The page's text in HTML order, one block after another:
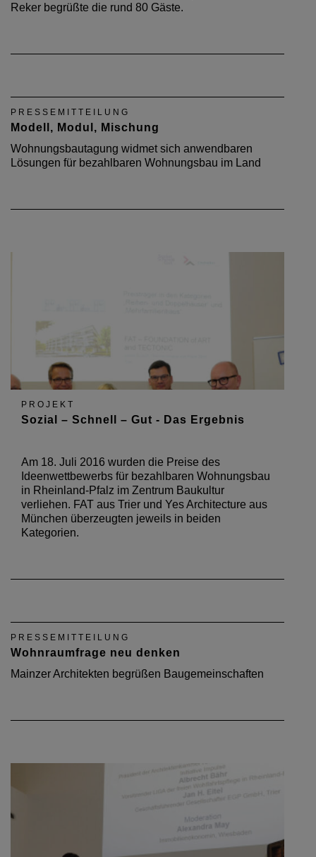
Reker begrüßte die rund 80 Gäste.
PRESSEMITTEILUNG
Modell, Modul, Mischung
Wohnungsbautagung widmet sich anwendbaren
Lösungen für bezahlbaren Wohnungsbau im Land
PROJEKT
Sozial – Schnell – Gut - Das Ergebnis
Am 18. Juli 2016 wurden die Preise des
Ideenwettbewerbs für bezahlbaren Wohnungsbau
in Rheinland-Pfalz im Zentrum Baukultur
verliehen. FAT aus Trier und Yes Architecture aus
München überzeugten jeweils in beiden
Kategorien.
PRESSEMITTEILUNG
Wohnraumfrage neu denken
Mainzer Architekten begrüßen Baugemeinschaften